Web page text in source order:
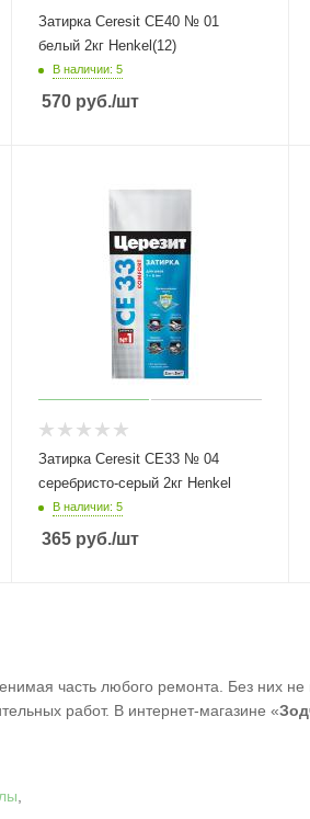
Затирка Ceresit СЕ40 № 01
белый 2кг Henkel(12)
В наличии: 5
570 руб./шт
Затирка Ceresit СЕ33 № 04
серебристо-серый 2кг Henkel
В наличии: 5
365 руб./шт
часть любого ремонта. Без них
работ. В интернет-магазине «